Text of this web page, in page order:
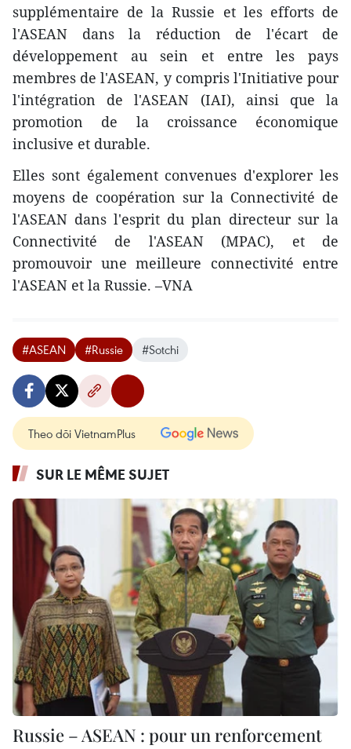
supplémentaire de la Russie et les efforts de
l'ASEAN dans la réduction de l'écart de
développement au sein et entre les pays
membres de l'ASEAN, y compris l'Initiative pour
l'intégration de l'ASEAN (IAI), ainsi que la
promotion de la croissance économique
inclusive et durable.
Elles sont également convenues d'explorer les
moyens de coopération sur la Connectivité de
l'ASEAN dans l'esprit du plan directeur sur la
Connectivité de l'ASEAN (MPAC), et de
promouvoir une meilleure connectivité entre
l'ASEAN et la Russie. –VNA
#ASEAN #Russie #Sotchi
Theo dõi VietnamPlus
SUR LE MÊME SUJET
Russie – ASEAN : pour un renforcement